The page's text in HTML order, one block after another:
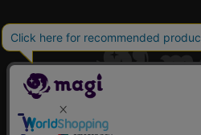
古物商許可番号 株式会社ジラフ 東京